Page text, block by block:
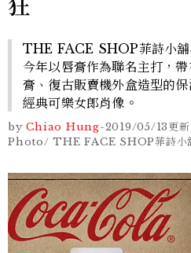
狂
THE FACE SHOP菲詩小舖
今年以唇膏作為聯名主打，
膏、復古販賣機外盒造型的
經典可樂女郎肖像。
by Chiao Hung-2019/05/13更新
Photo/ THE FACE SHOP菲詩小